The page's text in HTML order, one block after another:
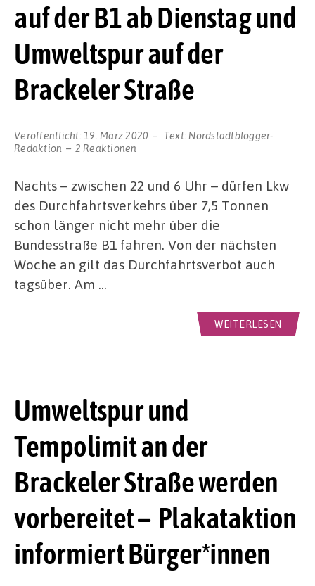
auf der B1 ab Dienstag und
Umweltspur auf der
Brackeler Straße
Veröffentlicht: 19. März 2020 Text: Nordstadtblogger-
Redaktion
2 Reaktionen
Nachts – zwischen 22 und 6 Uhr – dürfen Lkw
des Durchfahrtsverkehrs über 7,5 Tonnen
schon länger nicht mehr über die
Bundesstraße B1 fahren. Von der nächsten
Woche an gilt das Durchfahrtsverbot auch
tagsüber. Am …
WEITERLESEN
Umweltspur und
Tempolimit an der
Brackeler Straße werden
vorbereitet – Plakataktion
informiert Bürger*innen